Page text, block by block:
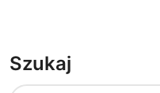
Szukaj